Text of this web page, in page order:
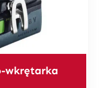
wkrętarka